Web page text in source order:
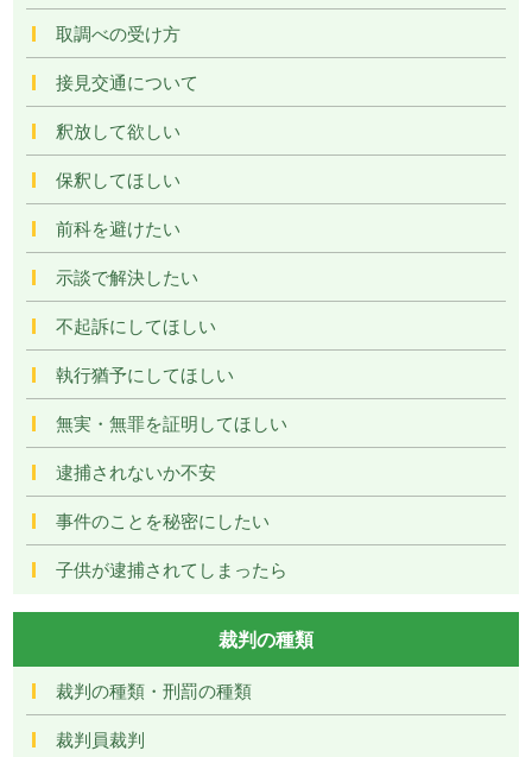
取調べの受け方
接見交通について
釈放して欲しい
保釈してほしい
前科を避けたい
示談で解決したい
不起訴にしてほしい
執行猶予にしてほしい
無実・無罪を証明してほしい
逮捕されないか不安
事件のことを秘密にしたい
子供が逮捕されてしまったら
裁判の種類
裁判の種類・刑罰の種類
裁判員裁判